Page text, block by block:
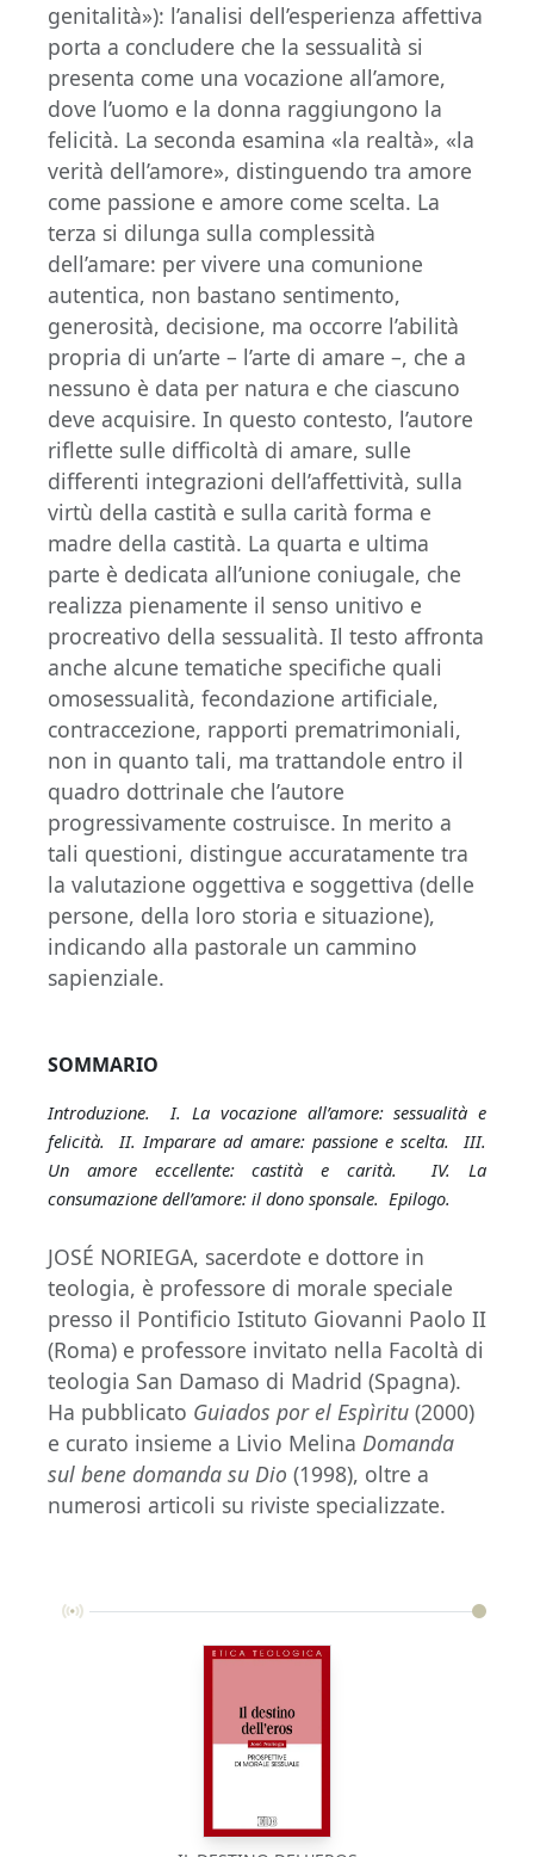
genitalità»): l’analisi dell’esperienza affettiva
porta a concludere che la sessualità si
presenta come una vocazione all’amore,
dove l’uomo e la donna raggiungono la
felicità. La seconda esamina «la realtà», «la
verità dell’amore», distinguendo tra amore
come passione e amore come scelta. La
terza si dilunga sulla complessità
dell’amare: per vivere una comunione
autentica, non bastano sentimento,
generosità, decisione, ma occorre l’abilità
propria di un’arte – l’arte di amare –, che a
nessuno è data per natura e che ciascuno
deve acquisire. In questo contesto, l’autore
riflette sulle difficoltà di amare, sulle
differenti integrazioni dell’affettività, sulla
virtù della castità e sulla carità forma e
madre della castità. La quarta e ultima
parte è dedicata all’unione coniugale, che
realizza pienamente il senso unitivo e
procreativo della sessualità. Il testo affronta
anche alcune tematiche specifiche quali
omosessualità, fecondazione artificiale,
contraccezione, rapporti prematrimoniali,
non in quanto tali, ma trattandole entro il
quadro dottrinale che l’autore
progressivamente costruisce. In merito a
tali questioni, distingue accuratamente tra
la valutazione oggettiva e soggettiva (delle
persone, della loro storia e situazione),
indicando alla pastorale un cammino
sapienziale.
SOMMARIO
Introduzione. I. La vocazione all’amore: sessualità e
felicità. II. Imparare ad amare: passione e scelta. III.
Un amore eccellente: castità e carità. IV. La
consumazione dell’amore: il dono sponsale. Epilogo.
JOSÉ NORIEGA, sacerdote e dottore in
teologia, è professore di morale speciale
presso il Pontificio Istituto Giovanni Paolo II
(Roma) e professore invitato nella Facoltà di
teologia San Damaso di Madrid (Spagna).
Ha pubblicato Guiados por el Espìritu (2000)
e curato insieme a Livio Melina Domanda
sul bene domanda su Dio (1998), oltre a
numerosi articoli su riviste specializzate.